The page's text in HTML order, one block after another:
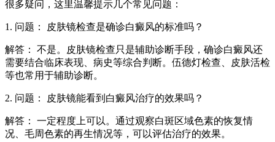
很多疑问，这里温馨提示几个常见问题：
1. 问题： 皮肤镜检查是确诊白癜风的标准吗？
解答： 不是。皮肤镜检查只是辅助诊断手段，确诊白癜风还
需要结合临床表现、病史等综合判断。伍德灯检查、皮肤活检
等也常用于辅助诊断。
2. 问题： 皮肤镜能看到白癜风治疗的效果吗？
解答： 一定程度上可以。通过观察白斑区域色素的恢复情
况、毛周色素的再生情况等，可以评估治疗的效果。